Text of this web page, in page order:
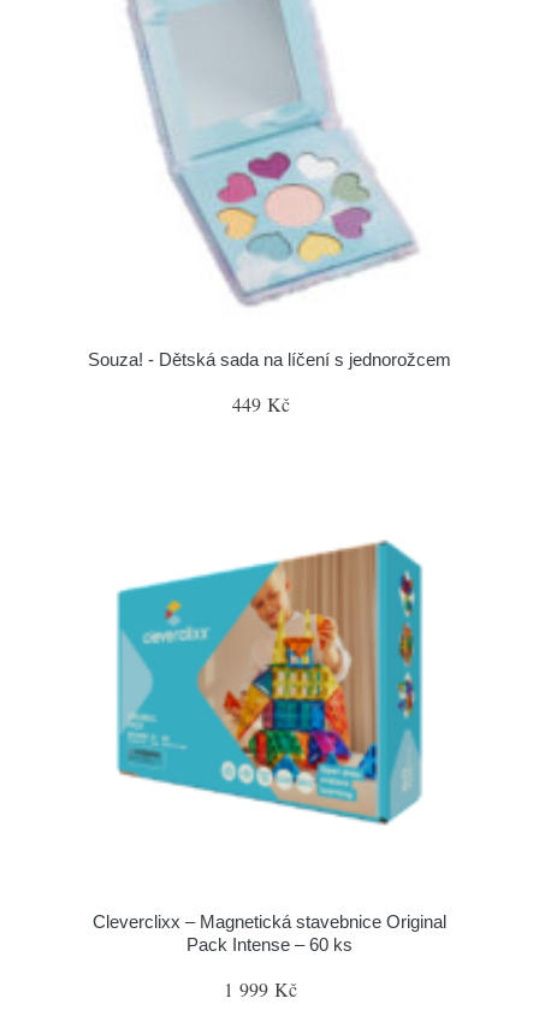
Souza! - Dětská sada na líčení s jednorožcem
449 Kč
Cleverclixx – Magnetická stavebnice Original
Pack Intense – 60 ks
1 999 Kč